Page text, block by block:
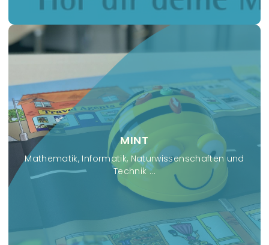
MINT
Mathematik, Informatik, Naturwissenschaften und
Technik ...